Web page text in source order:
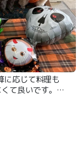
に応じて料理も
て良いです。パ